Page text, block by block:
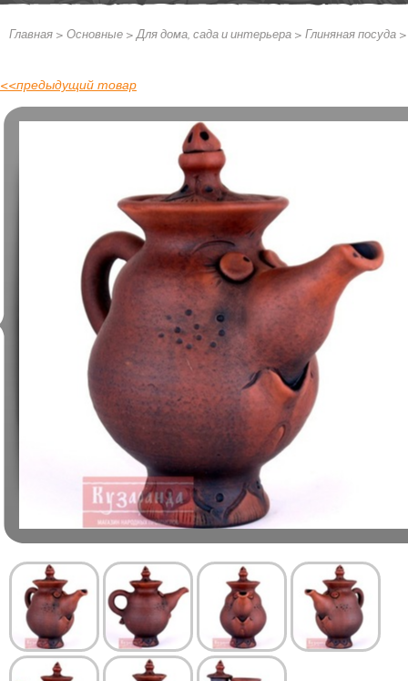
Главная > Основные >Для дома, сада и интерьера > Глиняная посуда
<<предыдущий товар